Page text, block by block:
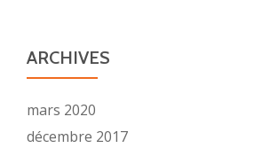
ARCHIVES
mars 2020
décembre 2017